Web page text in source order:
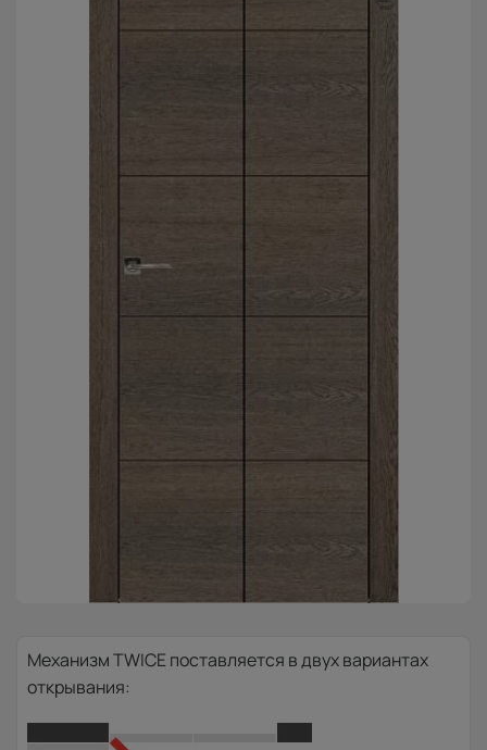
Механизм TWICE поставляется в двух вариантах
открывания: